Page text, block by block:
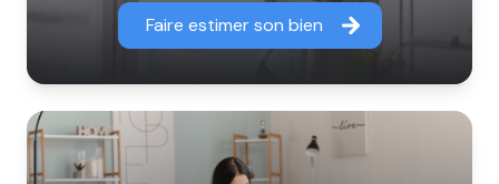
Faire estimer son bien